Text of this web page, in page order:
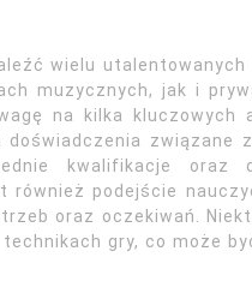
wielu
muzycznych, jak i
na kilka kluczowych
związane
kwalifikacje oraz
również podejście
oraz oczekiwań.
gry, co może